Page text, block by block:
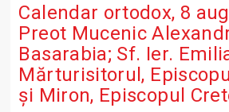
Calendar ortodox, 8
Preot Mucenic
Basarabia; Sf. Ier.
Mărturisitorul,
şi Miron, Episcopul